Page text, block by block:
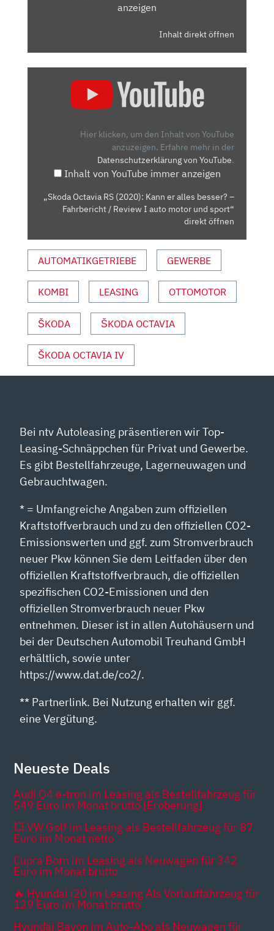
anzeigen
Inhalt direkt öffnen
BESSER?
FAHRBERICHT
I
AUTO
MOTOR
UND
VON
YOUTUBE
ANZEIGEN
Hier klicken, um den Inhalt von YouTube
anzuzeigen. Erfahre mehr in der
Datenschutzerklärung von YouTube.
Inhalt von YouTube immer anzeigen
„Skoda Octavia RS (2020): Kann er alles besser? –
Fahrbericht / Review I auto motor und sport“
direkt öffnen
AUTOMATIKGETRIEBE GEWERBE
KOMBI LEASING OTTOMOTOR
ŠKODA ŠKODA OCTAVIA
ŠKODA OCTAVIA IV
Bei ntv Autoleasing präsentieren wir Top-
Leasing-Schnäppchen für Privat und Gewerbe.
Es gibt Bestellfahrzeuge, Lagerneuwagen und
Gebrauchtwagen.
* = Umfangreiche Angaben zum offiziellen
Kraftstoffverbrauch und zu den offiziellen CO2-
Emissionswerten und ggf. zum Stromverbrauch
neuer Pkw können Sie dem Leitfaden über den
offiziellen Kraftstoffverbrauch, die offiziellen
spezifischen CO2-Emissionen und den
offiziellen Stromverbrauch neuer Pkw
entnehmen. Dieser ist in allen Autohäusern und
bei der Deutschen Automobil Treuhand GmbH
erhältlich, sowie unter
https://www.dat.de/co2/.
** Partnerlink. Bei Nutzung erhalten wir ggf.
eine Vergütung.
Neueste Deals
Audi Q4 e-tron im Leasing als Bestellfahrzeug für
549 Euro im Monat brutto [Eroberung]
💥 VW Golf im Leasing als Bestellfahrzeug für 87
Euro im Monat netto
Cupra Born im Leasing als Neuwagen für 342
Euro im Monat brutto
🔥 Hyundai i20 im Leasing Als Vorlauffahrzeug für
129 Euro im Monat brutto
Hyundai Bayon im Auto-Abo als Neuwagen für